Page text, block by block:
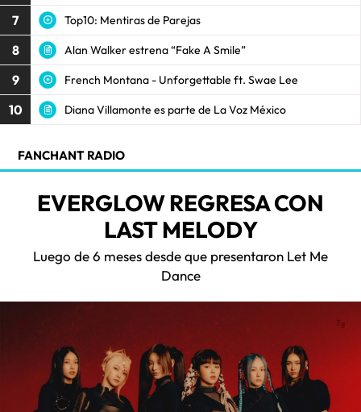
7 Top10: Mentiras de Parejas
8 Alan Walker estrena “Fake A Smile”
9 French Montana - Unforgettable ft. Swae Lee
10 Diana Villamonte es parte de La Voz México
FANCHANT RADIO
EVERGLOW REGRESA CON
LAST MELODY
Luego de 6 meses desde que presentaron Let Me
Dance